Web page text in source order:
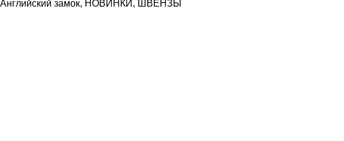
английский
Английский замок, НОВИНКИ , ШВЕНЗЫ